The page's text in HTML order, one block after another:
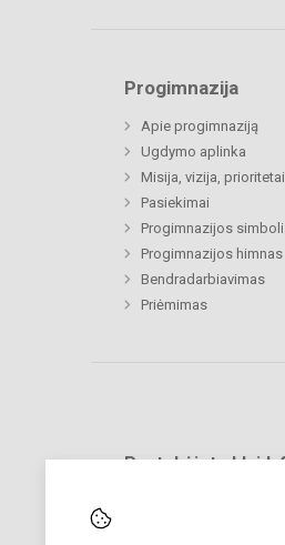
Progimnazija
Apie progimnaziją
Ugdymo aplinka
Misija, vizija, prioritetai
Pasiekimai
Progimnazijos
Progimnazijos himnas
Bendradarbiavimas
Priėmimas
Pastebėjote